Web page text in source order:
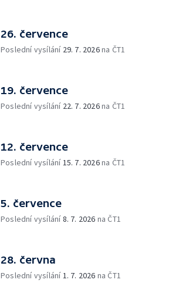
26. července
Poslední vysílání 29. 7. 2026na ČT1
19. července
Poslední vysílání 22. 7. 2026na ČT1
12. července
Poslední vysílání15. 7. 2026na ČT1
5. července
Poslední vysílání8. 7. 2026 na ČT1
28. června
Poslední vysílání1. 7. 2026 na ČT1